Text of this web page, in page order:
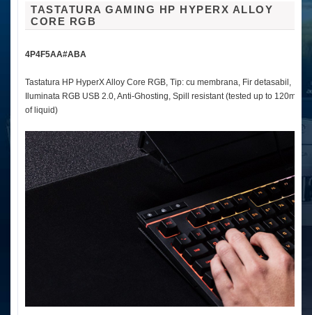
TASTATURA GAMING HP HYPERX ALLOY
CORE RGB
4P4F5AA#ABA
Tastatura HP HyperX Alloy Core RGB, Tip: cu membrana, Fir detasabil,
Iluminata RGB USB 2.0, Anti-Ghosting, Spill resistant (tested up to 120ml
of liquid)